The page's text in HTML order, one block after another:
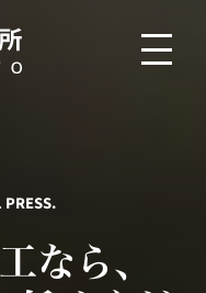
PRESS.
なら、